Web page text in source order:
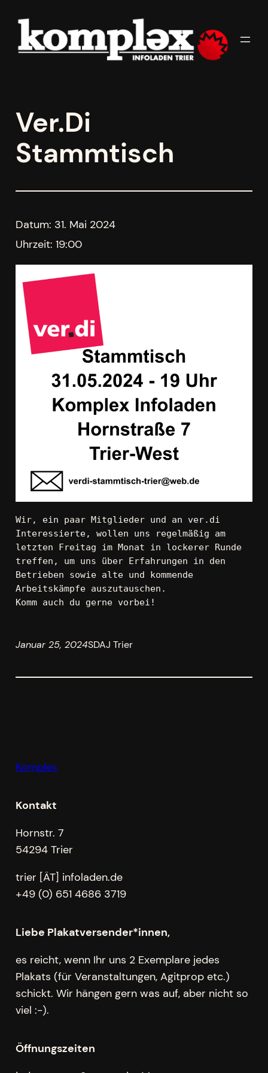
springen
Ver.Di
Stammtisch
Datum: 31. Mai 2024
Uhrzeit: 19:00
Wir, ein paar Mitglieder und an ver.di
Interessierte, wollen uns regelmäßig am
letzten Freitag im Monat in lockerer Runde
treffen, um uns über Erfahrungen in den
Betrieben sowie alte und kommende
Arbeitskämpfe auszutauschen.
Komm auch du gerne vorbei!
Januar 25, 2024SDAJ Trier
Komplex
Kontakt
Hornstr. 7
54294 Trier
trier [ÄT] infoladen.de
+49 (0) 651 4686 3719
Liebe Plakatversender*innen,
es reicht, wenn Ihr uns 2 Exemplare jedes
Plakats (für Veranstaltungen, Agitprop etc.)
schickt. Wir hängen gern was auf, aber nicht so
viel :-).
Öffnungszeiten